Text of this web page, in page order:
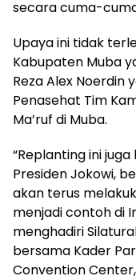
secara cuma-
Upaya ini tidak
Kabupaten Muba
Reza Alex Noerdin
Penasehat Tim
Ma’ruf di Muba.
“Replanting ini
Presiden Jokowi,
akan terus
menjadi contoh di
menghadiri
bersama Kader
Convention